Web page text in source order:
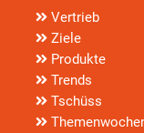
Vertrieb
Ziele
Produkte
Trends
Tschüss